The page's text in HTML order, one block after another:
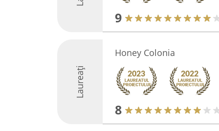
9
Laureați
Honey Colonia
8